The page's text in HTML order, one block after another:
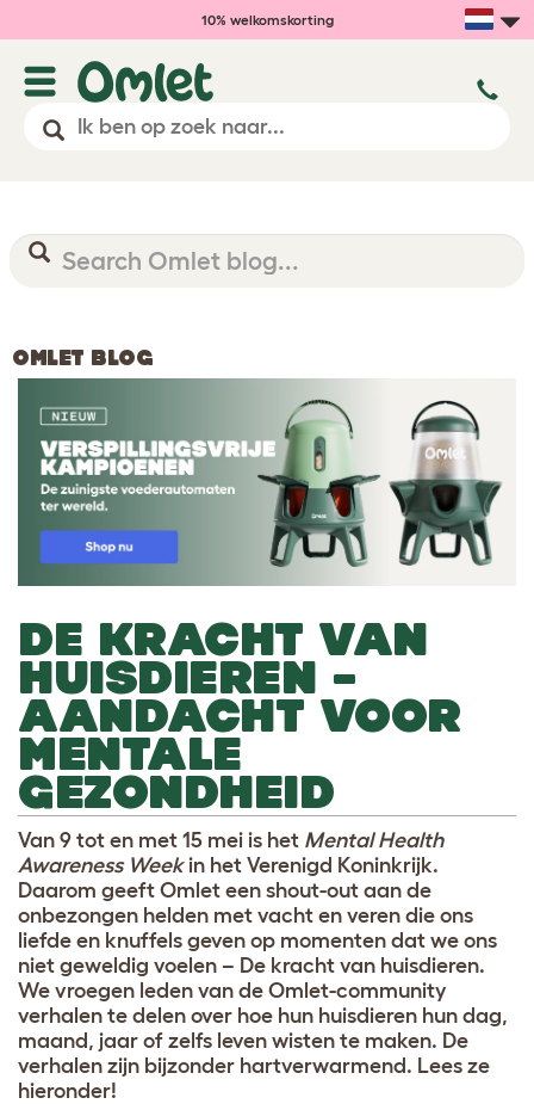
10% welkomskorting
OMLET BLOG
DE KRACHT VAN
HUISDIEREN –
AANDACHT VOOR
MENTALE
GEZONDHEID
Van 9 tot en met 15 mei is het Mental Health
Awareness Weekin het Verenigd Koninkrijk.
Daarom geeft Omlet een shout-out aan de
onbezongen helden met vacht en veren die ons
liefde en knuffels geven op momenten dat we ons
niet geweldig voelen – De kracht van huisdieren.
We vroegen leden van de Omlet-community
verhalen te delen over hoe hun huisdieren hun dag,
maand, jaar of zelfs leven wisten te maken. De
verhalen zijn bijzonder hartverwarmend. Lees ze
hieronder!